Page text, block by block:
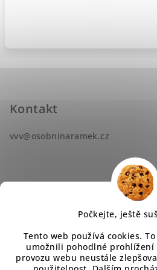
Počkejte, ještě
Tento web používá cookies.
umožnili pohodlné prohlížení
provozu webu neustále
Kontakt
vvv@osobninaramek.cz
Informace pro vás
Obchodní podmínky